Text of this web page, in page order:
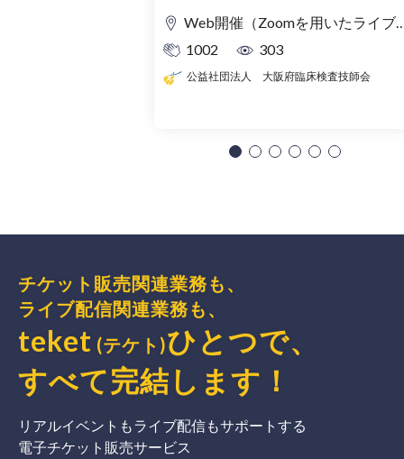
会）Web開催（Zoomを用いたライブ配信）
1002
303
公益社団法人 大阪府臨床検査技師会
チケット販売関連業務も、
ライブ配信関連業務も、
teket (テケト)ひとつで、
すべて完結 します ！
リアルイベントもライブ配信もサポートする
電子チケット販売サービス